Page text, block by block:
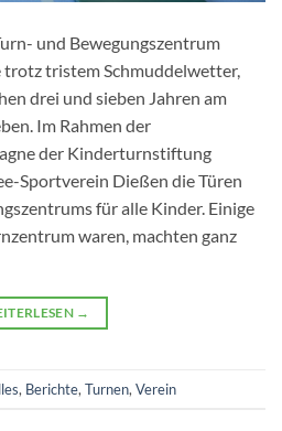
und Bewegungszentrum
trotz tristem Schmuddelwetter,
drei und sieben Jahren am
Im Rahmen der
der Kinderturnstiftung
Sportverein Dießen die Türen
für alle Kinder. Einige
waren, machten ganz
→
, Berichte, Turnen, Verein